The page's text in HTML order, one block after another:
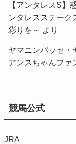
【アンタレスS】
ンタレスステーク
彩りを～ より
ヤマニンパッセ・
アンスちゃんファ
競馬公式
JRA